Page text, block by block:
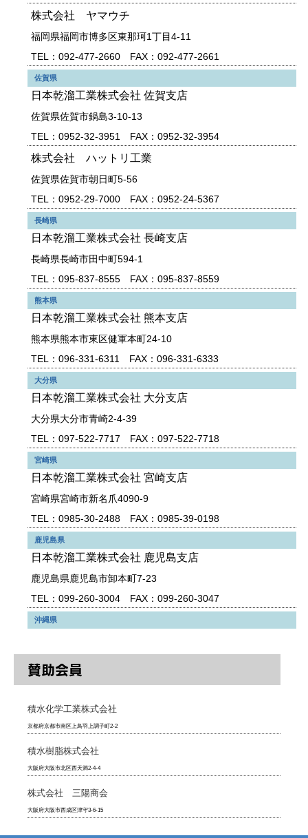
株式会社 ヤマウチ
福岡県福岡市博多区東那珂1丁目4-11
TEL：092-477-2660 FAX：092-477-2661
佐賀県
日本乾溜工業株式会社 佐賀支店
佐賀県佐賀市鍋島3-10-13
TEL：0952-32-3951 FAX：0952-32-3954
株式会社 ハットリ工業
佐賀県佐賀市朝日町5-56
TEL：0952-29-7000 FAX：0952-24-5367
長崎県
日本乾溜工業株式会社 長崎支店
長崎県長崎市田中町594-1
TEL：095-837-8555 FAX：095-837-8559
熊本県
日本乾溜工業株式会社 熊本支店
熊本県熊本市東区健軍本町24-10
TEL：096-331-6311 FAX：096-331-6333
大分県
日本乾溜工業株式会社 大分支店
大分県大分市青崎2-4-39
TEL：097-522-7717 FAX：097-522-7718
宮崎県
日本乾溜工業株式会社 宮崎支店
宮崎県宮崎市新名爪4090-9
TEL：0985-30-2488 FAX：0985-39-0198
鹿児島県
日本乾溜工業株式会社 鹿児島支店
鹿児島県鹿児島市卸本町7-23
TEL：099-260-3004 FAX：099-260-3047
沖縄県
賛助会員
積水化学工業株式会社
京都府京都市南区上鳥羽上調子町2-2
積水樹脂株式会社
大阪府大阪市北区西天満2-4-4
株式会社 三陽商会
大阪府大阪市西成区津守3-6-15